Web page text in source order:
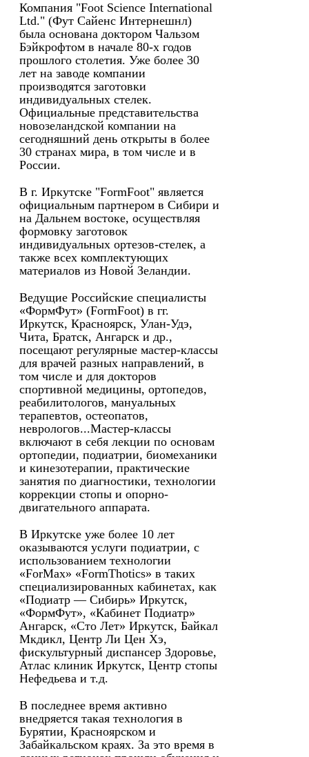
Компания "Foot Science International
Ltd." (Фут Сайенс Интернешнл)
была основана доктором Чальзом
Бэйкрофтом в начале 80-х годов
прошлого столетия. Уже более 30
лет на заводе компании
производятся заготовки
индивидуальных стелек.
Официальные представительства
новозеландской компании на
сегодняшний день открыты в более
30 странах мира, в том числе и в
России.
В г. Иркутске "FormFoot" является
официальным партнером в Сибири и
на Дальнем востоке, осуществляя
формовку заготовок
индивидуальных ортезов-стелек, а
также всех комплектующих
материалов из Новой Зеландии.
Ведущие Российские специалисты
«ФормФут» (FormFoot) в гг.
Иркутск, Красноярск, Улан-Удэ,
Чита, Братск, Ангарск и др.,
посещают регулярные мастер-классы
для врачей разных направлений, в
том числе и для докторов
спортивной медицины, ортопедов,
реабилитологов, мануальных
терапевтов, остеопатов,
неврологов...Мастер-классы
включают в себя лекции по основам
ортопедии, подиатрии, биомеханики
и кинезотерапии, практические
занятия по диагностики, технологии
коррекции стопы и опорно-
двигательного аппарата.
В Иркутске уже более 10 лет
оказываются услуги подиатрии, с
использованием технологии
«ForMax» «FormThotics» в таких
специализированных кабинетах, как
«Подиатр — Сибирь» Иркутск,
«ФормФут», «Кабинет Подиатр»
Ангарск, «Сто Лет» Иркутск, Байкал
Мкдикл, Центр Ли Цен Хэ,
фискультурный диспансер Здоровье,
Атлас клиник Иркутск, Центр стопы
Нефедьева и т.д.
В последнее время активно
внедряется такая технология в
Бурятии, Красноярском и
Забайкальском краях. За это время в